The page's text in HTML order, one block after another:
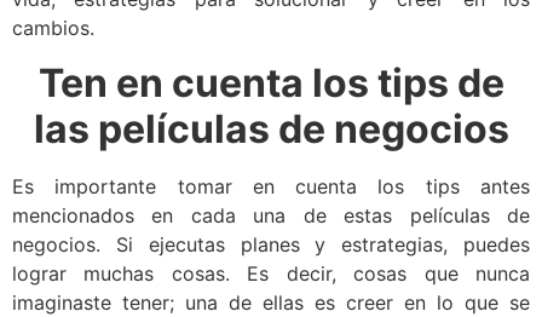
cambios.
Ten en cuenta los tips de
las películas de negocios
Es importante tomar en cuenta los tips antes
mencionados en cada una de estas películas de
negocios. Si ejecutas planes y estrategias, puedes
lograr muchas cosas. Es decir, cosas que nunca
imaginaste tener; una de ellas es creer en lo que se